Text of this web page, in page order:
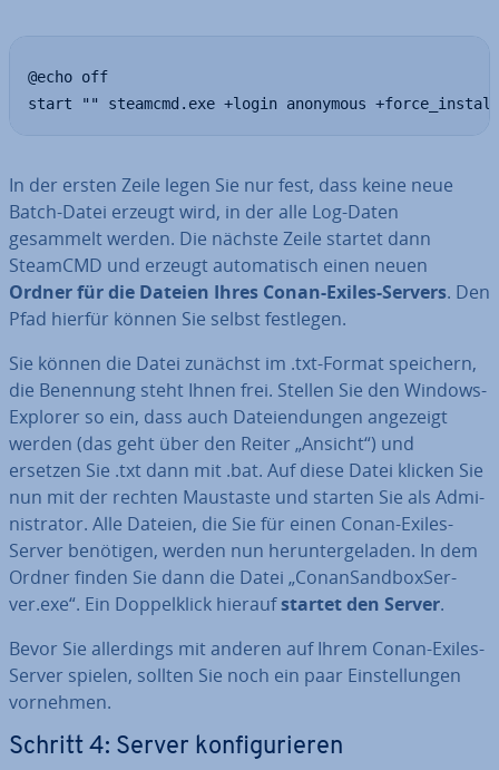
@echo off
start "" steamcmd.exe +login anonymous
In der ersten Zeile legen Sie nur fest, dass keine neue
Batch-Datei erzeugt wird, in der alle Log-Daten
gesammelt werden. Die nächste Zeile startet dann
SteamCMD und erzeugt au­to­ma­tisch einen neuen
Ordner für die Dateien Ihres Conan-Exiles-Servers. Den
Pfad hierfür können Sie selbst festlegen.
Sie können die Datei zunächst im .txt-Format speichern,
die Benennung steht Ihnen frei. Stellen Sie den Windows-
Explorer so ein, dass auch Da­tei­endun­gen angezeigt
werden (das geht über den Reiter „Ansicht“) und
ersetzen Sie .txt dann mit .bat. Auf diese Datei klicken Sie
nun mit der rechten Maustaste und starten Sie als Ad­mi­
nis­tra­tor. Alle Dateien, die Sie für einen Conan-Exiles-
Server benötigen, werden nun her­un­ter­ge­la­den. In dem
Ordner finden Sie dann die Datei „Con­an­Sand­box­Ser­
ver.exe“. Ein Dop­pel­klick hieraufstartet den Server.
Bevor Sie al­ler­dings mit anderen auf Ihrem Conan-Exiles-
Server spielen, sollten Sie noch ein paar Ein­stel­lun­gen
vornehmen.
Schritt 4: Server kon­fi­gu­rie­ren